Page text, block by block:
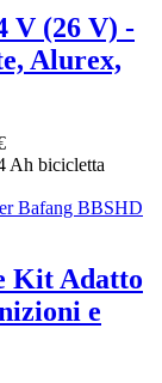
V (26 V) -
Alurex,
Ah bicicletta
Kit Adatto
e